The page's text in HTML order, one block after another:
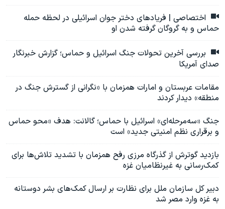
اختصاصی | فریادهای دختر جوان اسرائیلی در لحظه حمله
حماس و به گروگان گرفته شدن او
بررسی آخرین تحولات جنگ اسرائیل و حماس؛ گزارش خبرنگار
صدای آمریکا
مقامات عربستان و امارات همزمان با «نگرانی از گسترش جنگ در
منطقه» دیدار کردند
جنگ «سه‌مرحله‌ای» اسرائیل با حماس؛ گالانت: هدف «محو حماس
و برقراری نظم امنیتی جدید» است
بازدید گوترش از گذرگاه مرزی رفح همزمان با تشدید تلاش‌ها برای
کمک‌رسانی به غیرنظامیان غزه
دبیر کل سازمان ملل برای نظارت بر ارسال کمک‌‌های بشر دوستانه
به غزه وارد مصر شد